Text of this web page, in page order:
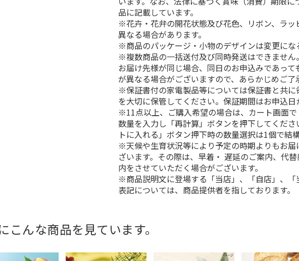
品に記載しています。
※花卉・花弁の開花状態及び花色、リボン、ラッ
異なる場合があります。
※商品のパッケージ・小物のデザインは変更にな
※複数商品の一括送付及び同時発送はできません
お届け先様が同じ場合、同日のお申込みであって
が異なる場合がございますので、あらかじめご了
※保証書付の家電製品等については保証書と共
を大切に保管してください。保証期間はお申込日
※11点以上、ご購入希望の場合は、カート画面
数量を入力し「再計算」ボタンを押下してくだ
トに入れる」ボタン押下時の数量選択は1個で結構
※天候や生育状況等により予定の時期よりもお
ざいます。その際は、早着・ 遅延のご案内、代
内をさせていただく場合がございます。
※商品説明文に登場する「当店」、「自店」、「
表記については、商品提供者を指しております。
こんな商品を見ています。